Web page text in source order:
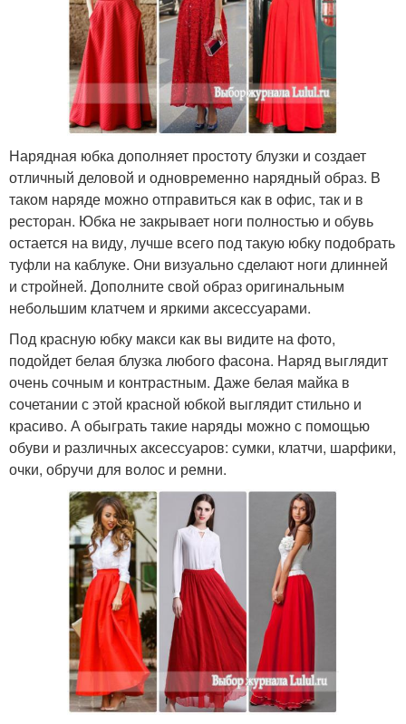
Нарядная юбка дополняет простоту блузки и создает
отличный деловой и одновременно нарядный образ. В
таком наряде можно отправиться как в офис, так и в
ресторан. Юбка не закрывает ноги полностью и обувь
остается на виду, лучше всего под такую юбку подобрать
туфли на каблуке. Они визуально сделают ноги длинней
и стройней. Дополните свой образ оригинальным
небольшим клатчем и яркими аксессуарами.
Под красную юбку макси как вы видите на фото,
подойдет белая блузка любого фасона. Наряд выглядит
очень сочным и контрастным. Даже белая майка в
сочетании с этой красной юбкой выглядит стильно и
красиво. А обыграть такие наряды можно с помощью
обуви и различных аксессуаров: сумки, клатчи, шарфики,
очки, обручи для волос и ремни.